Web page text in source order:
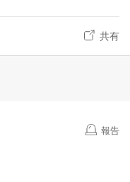
共有
報告